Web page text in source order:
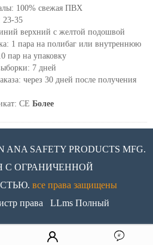
100% свежая ПВХ
23-35
верхний с желтой подошвой
1 пара на полибаг или внутреннюю
пар на упаковку
7 дней
через 30 дней после получения
CE Более
ANA SAFETY PRODUCTS MFG.
ОГРАНИЧЕННОЙ
все права защищены
права LLms Полный